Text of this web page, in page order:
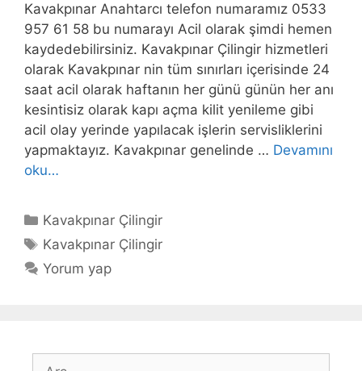
Kavakpınar Anahtarcı telefon numaramız 0533
957 61 58 bu numarayı Acil olarak şimdi hemen
kaydedebilirsiniz. Kavakpınar Çilingir hizmetleri
olarak Kavakpınar nin tüm sınırları içerisinde 24
saat acil olarak haftanın her günü günün her anı
kesintisiz olarak kapı açma kilit yenileme gibi
acil olay yerinde yapılacak işlerin servisliklerini
yapmaktayız. Kavakpınar genelinde … Devamını
oku…
Kategoriler
Kavakpınar Çilingir
Etiketler
Kavakpınar Çilingir
Yorum yap
için